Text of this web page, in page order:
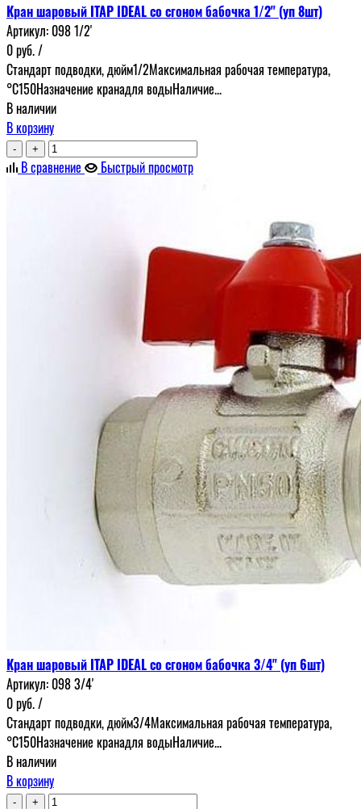
Кран шаровый ITAP IDEAL со сгоном бабочка 1/2" (уп 8шт)
Артикул: 098 1/2'
0руб./
Стандарт подводки, дюйм1/2Максимальная рабочая температура,
°С150Назначение кранадля водыНаличие...
В наличии
В корзину
- +
В сравнение Быстрый просмотр
Кран шаровый ITAP IDEAL со сгоном бабочка 3/4" (уп 6шт)
Артикул: 098 3/4'
0руб./
Стандарт подводки, дюйм3/4Максимальная рабочая температура,
°С150Назначение кранадля водыНаличие...
В наличии
В корзину
- +